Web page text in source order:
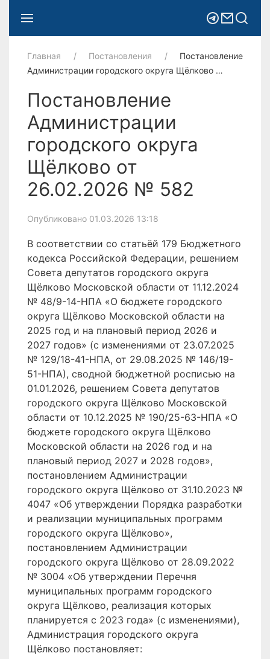
Главная Постановления
Постановление
Администрации городского округа Щёлково …
Постановление
Администрации
городского округа
Щёлково от
26.02.2026 № 582
Опубликовано 01.03.2026 13:18
В соответствии со статьёй 179 Бюджетного
кодекса Российской Федерации, решением
Совета депутатов городского округа
Щёлково Московской области от 11.12.2024
№ 48/9-14-НПА «О бюджете городского
округа Щёлково Московской области на
2025 год и на плановый период 2026 и
2027 годов» (с изменениями от 23.07.2025
№ 129/18-41-НПА, от 29.08.2025 № 146/19-
51-НПА), сводной бюджетной росписью на
01.01.2026, решением Совета депутатов
городского округа Щёлково Московской
области от 10.12.2025 № 190/25-63-НПА «О
бюджете городского округа Щёлково
Московской области на 2026 год и на
плановый период 2027 и 2028 годов»,
постановлением Администрации
городского округа Щёлково от 31.10.2023 №
4047 «Об утверждении Порядка разработки
и реализации муниципальных программ
городского округа Щёлково»,
постановлением Администрации
городского округа Щёлково от 28.09.2022
№ 3004 «Об утверждении Перечня
муниципальных программ городского
округа Щёлково, реализация которых
планируется с 2023 года» (с изменениями),
Администрация городского округа
Щёлково постановляет: